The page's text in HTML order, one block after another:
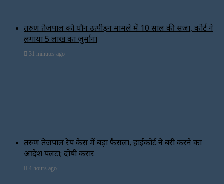
तरुण तेजपाल को यौन उत्पीड़न मामले में 10 साल की सजा, कोर्ट ने
लगाया ₹5 लाख का जुर्माना
31 minutes ago
तरुण तेजपाल रेप केस में बड़ा फैसला, हाईकोर्ट ने बरी करने का
आदेश पलटा; दोषी करार
4 hours ago